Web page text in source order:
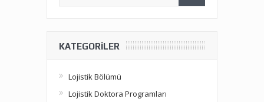
KATEGORILER
Lojistik Bölümü
Lojistik Doktora Programları